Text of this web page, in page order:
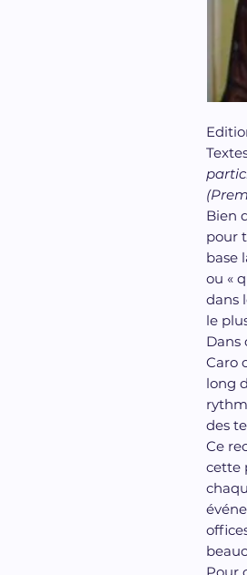
Bien
pour
base
ou «
dans
le
Dans
Caro
long
des
Ce
cette